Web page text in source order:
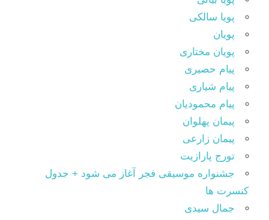
پویا سالکی
پویان
پویان مختاری
پیام حصیری
پیام شیاری
پیام محمودیان
پیمان پهلوان
پیمان زارعی
تورج پارازیت
جشنواره موسیقی فجر آغاز می شود + جدول
کنسرت ها
جمال سیدی